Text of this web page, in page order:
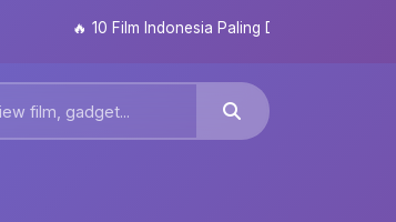
10 Film Indonesia Paling Ditunggu 2026: Dari